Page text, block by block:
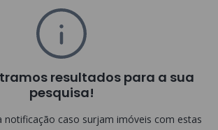
resultados para a sua
pesquisa!
notificação caso surjam imóveis com estas